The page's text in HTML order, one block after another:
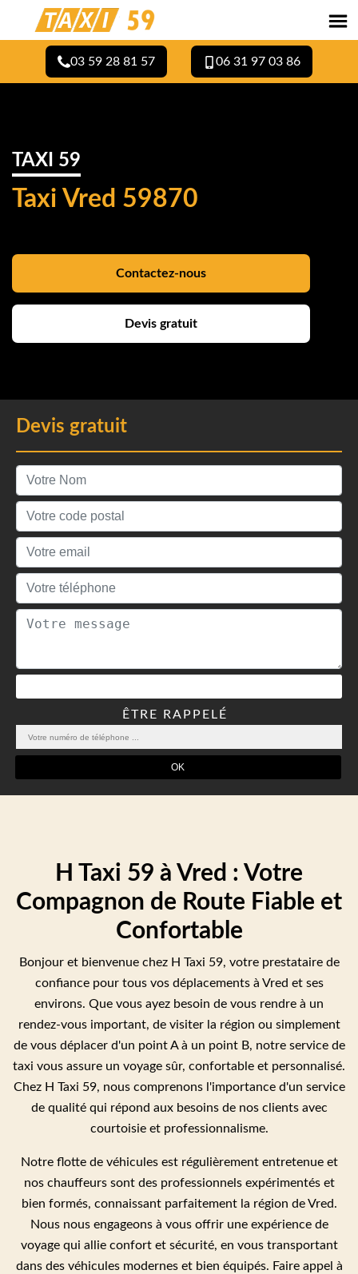
03 59 28 81 57 06 31 97 03 86
TAXI 59
Taxi Vred 59870
Contactez-nous
Devis gratuit
Devis gratuit
ÊTRE RAPPELÉ
H Taxi 59 à Vred : Votre
Compagnon de Route Fiable et
Confortable
Bonjour et bienvenue chez H Taxi 59, votre prestataire de
confiance pour tous vos déplacements à Vred et ses
environs. Que vous ayez besoin de vous rendre à un
rendez-vous important, de visiter la région ou simplement
de vous déplacer d'un point A à un point B, notre service de
taxi vous assure un voyage sûr, confortable et personnalisé.
Chez H Taxi 59, nous comprenons l'importance d'un service
de qualité qui répond aux besoins de nos clients avec
courtoisie et professionnalisme.
Notre flotte de véhicules est régulièrement entretenue et
nos chauffeurs sont des professionnels expérimentés et
bien formés, connaissant parfaitement la région de Vred.
Nous nous engageons à vous offrir une expérience de
voyage qui allie confort et sécurité, en vous transportant
dans des véhicules modernes et bien équipés. Faire appel à